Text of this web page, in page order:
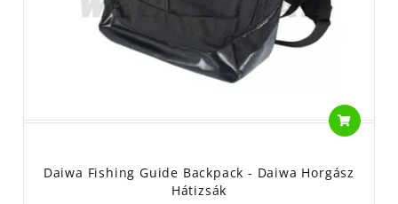
Daiwa Fishing Guide Backpack - Daiwa Horgász
Hátizsák